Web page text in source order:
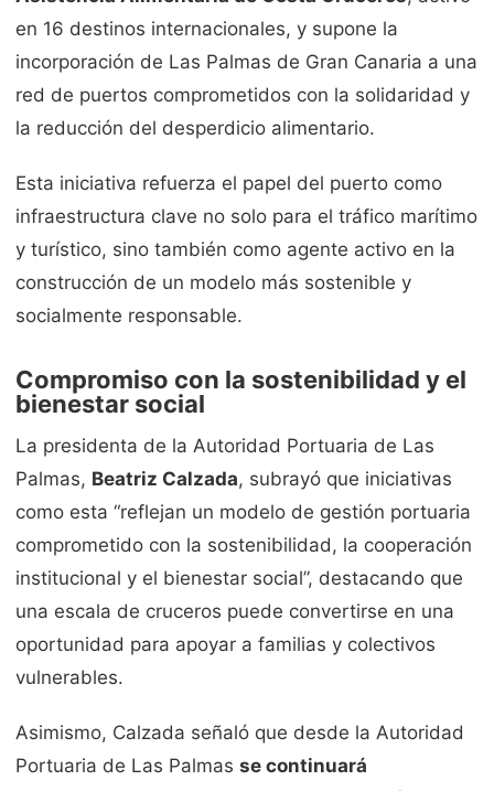
en 16 destinos internacionales, y supone la
incorporación de Las Palmas de Gran Canaria a una
red de puertos comprometidos con la solidaridad y
la reducción del desperdicio alimentario.
Esta iniciativa refuerza el papel del puerto como
infraestructura clave no solo para el tráfico marítimo
y turístico, sino también como agente activo en la
construcción de un modelo más sostenible y
socialmente responsable.
Compromiso con la sostenibilidad y el
bienestar social
La presidenta de la Autoridad Portuaria de Las
Palmas, Beatriz Calzada, subrayó que iniciativas
como esta “reflejan un modelo de gestión portuaria
comprometido con la sostenibilidad, la cooperación
institucional y el bienestar social”, destacando que
una escala de cruceros puede convertirse en una
oportunidad para apoyar a familias y colectivos
vulnerables.
Asimismo, Calzada señaló que desde la Autoridad
Portuaria de Las Palmas se continuará